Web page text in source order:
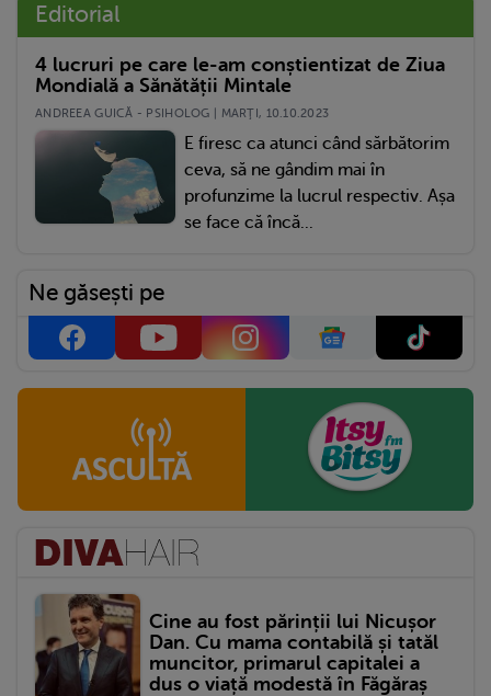
Editorial
4 lucruri pe care le-am conștientizat de Ziua
Mondială a Sănătății Mintale
ANDREEA GUICĂ - PSIHOLOG | MARŢI, 10.10.2023
E firesc ca atunci când sărbătorim
ceva, să ne gândim mai în
profunzime la lucrul respectiv. Așa
se face că încă...
Ne găsești pe
Cine au fost părinții lui Nicușor
Dan. Cu mama contabilă și tatăl
muncitor, primarul capitalei a
dus o viață modestă în Făgăraș